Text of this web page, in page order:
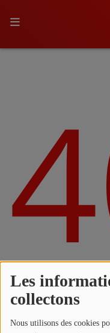
Les
collectons
Nous utilisons des cookies
GRILLE DES PROGRAMMES
C'ÉTAIT QUOI CE TITRE ?
NOS PROGRAMMES
ARCHIVES - SAISONS
VOS ÉMISSIONS EN